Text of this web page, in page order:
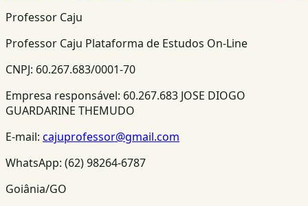
Professor Caju
Professor Caju Plataforma de Estudos On-Line
CNPJ: 60.267.683/0001-70
Empresa responsável: 60.267.683 JOSE DIOGO
GUARDARINE THEMUDO
E-mail: cajuprofessor@gmail.com
WhatsApp: (62) 98264-6787
Goiânia/GO